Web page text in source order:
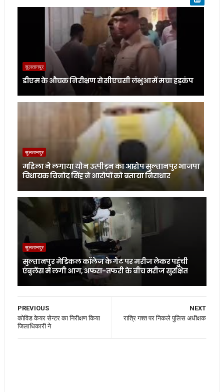
सुलतानपुर
डीएम के औचक निरीक्षण से सीएचसी लंभुआ में मचा हड़कंप
सुलतानपुर
महिला ने लगाया यौन उत्पीड़न का आरोप सुल्तानपुर भाजपा
विधायक विनोद सिंह ने आरोपों को बताया निराधार
सुलतानपुर
सुल्तानपुर मेडिकल कॉलेज के गेट पर मरीज लेकर पहुंची
एंबुलेंस में लगी आग, अफरा-तफरी के बीच मरीज सुरक्षित
NEXT
रात्रि गश्त पर निकले पुलिस अधीक्षक
PREVIOUS
कोविड केयर सेन्टर का निरीक्षण किया
जिलाधिकारी ने